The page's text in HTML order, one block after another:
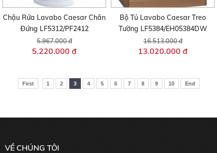
Chậu Rửa Lavabo Caesar Chân
Đứng LF5312/PF2412
5.967.000 đ
5.220.000 đ
Bộ Tủ Lavabo Caesar Treo
Tường LF5384/EH05384DW
16.513.000 đ
13.020.000 đ
First 1 2 3 4 5 6 7 8 9 10 End
VỀ CHÚNG TÔI